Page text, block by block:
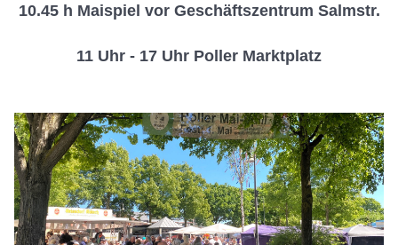
10.45 h Maispiel vor Geschäftszentrum Salmstr.
11 Uhr - 17 Uhr Poller Marktplatz